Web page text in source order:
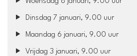
Dinsdag 7 januari, 9.00 uur
Maandag 6 januari, 9.00 uur
Vrijdag 3 januari, 9.00 uur